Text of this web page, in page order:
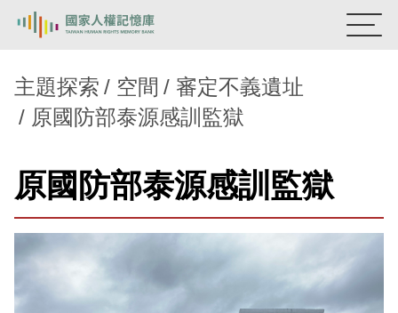
熱門關鍵字：陳孟和 李舜治 鹿窟事件
主題探索
背景知識
主題探索 空間
審定不義遺址
原國防部泰源感訓監獄
原國防部泰源感訓監獄